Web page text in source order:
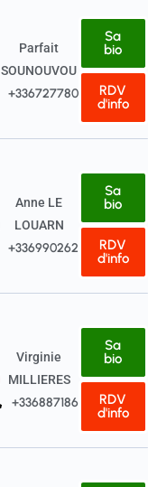
Parfait
SOUNOUVOU
+33672778079
Sa
bio
RDV
d'info
Anne LE
LOUARN
+33699026286
Sa
bio
RDV
d'info
Virginie
MILLIERES
+33688718612
Sa
bio
RDV
d'info